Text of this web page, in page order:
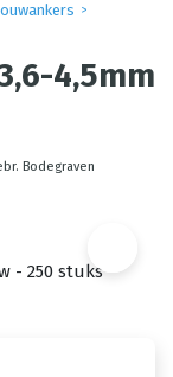
4,5mm
Bodegraven